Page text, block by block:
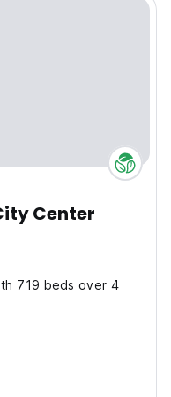
Center
719 beds over 4